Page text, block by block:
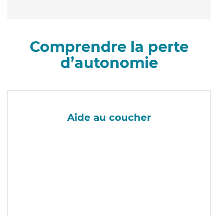
Comprendre la perte
d’autonomie
Aide au coucher